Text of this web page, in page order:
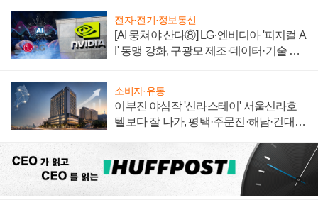
전자·전기·정보통신
[AI 뭉쳐야 산다⑧] LG·엔비디아 '피지컬 A
I' 동맹 강화, 구광모 제조·데이터·기술 결
소비자·유통
이부진 야심작 '신라스테이' 서울신라호
텔보다 잘 나가, 평택·주문진·해남·건대로